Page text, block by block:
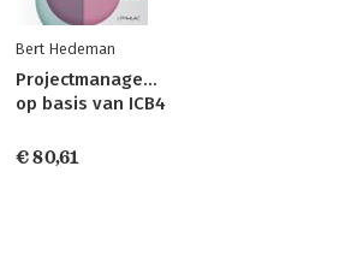
Bert Hedeman
Projectmanagement
op basis van ICB4
€ 80,61